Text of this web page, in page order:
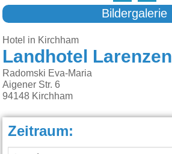
Bildergalerie
Hotel in Kirchham
Landhotel Larenzen
Radomski Eva-Maria
Aigener Str. 6
94148 Kirchham
Zeitraum: